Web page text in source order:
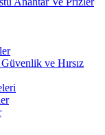
Güvenlik ve Hırsız